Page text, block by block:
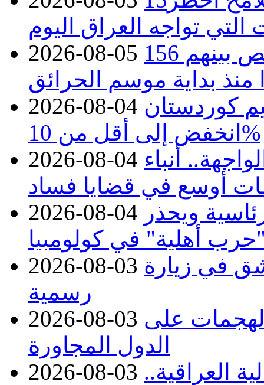
التي تواجه العراق اليوم
2026-08-05 حرائق فرنسا.. توقيف 402 شخص بينهم 156
منذ بداية موسم الحرائق
2026-08-04 كوردستان
انخفض إلى أقل من 10%
2026-08-04 أنباء
أوسع في قضايا فساد
2026-08-04 ويحذر
أهلية" في كولومبيا
2026-08-03 في زيارة
رسمية
2026-08-03 على
الدول المجاورة
2026-08-03 العراقية..